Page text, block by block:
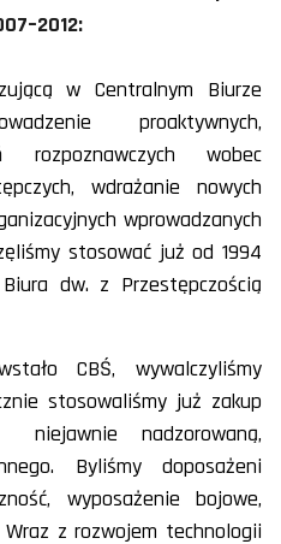
w Centralnym Biurze
proaktywnych,
rozpoznawczych wobec
wdrażanie nowych
wprowadzanych
stosować już od 1994
dw. z Przestępczością
CBŚ, wywalczyliśmy
stosowaliśmy już zakup
niejawnie nadzorowaną,
Byliśmy doposażeni
wyposażenie bojowe,
z rozwojem technologii